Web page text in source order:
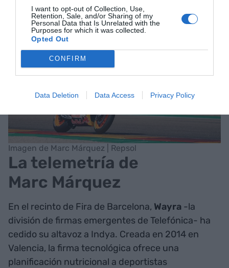
I want to opt-out of Collection, Use,
Retention, Sale, and/or Sharing of my
Personal Data that Is Unrelated with the
Purposes for which it was collected.
Opted Out
CONFIRM
Data Deletion Data Access Privacy Policy
Imagen de Marc Márquez | Repsol
La telemetría de
Marc Márquez
En el recinto de Fira de Barcelona, Wayra -la
división de firmas emergentes de Telefónica- ha
cedido su altavoz a Indya. Creada en 2014 en
Valencia, la firma tecnológica ofrece una
planificación nutricional a deportistas